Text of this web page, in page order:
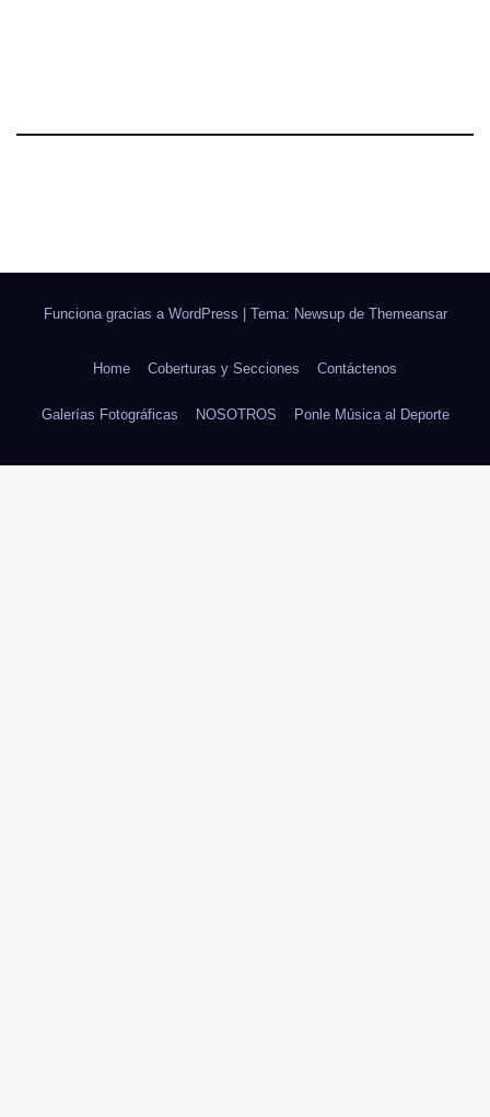
Funciona gracias a WordPress Tema: Newsup de Themeansar
Home Coberturas y Secciones Contáctenos
Galerías Fotográficas NOSOTROS Ponle Música al Deporte